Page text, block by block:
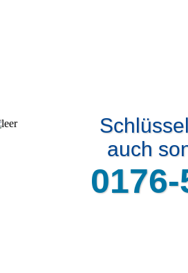
auch